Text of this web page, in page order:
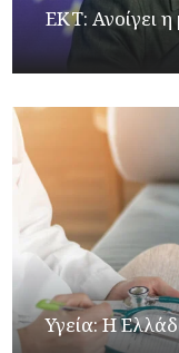
ΕΚΤ: Ανοίγει
Υγεία: Η